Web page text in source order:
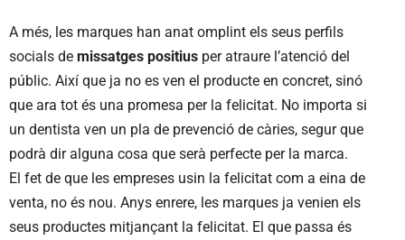
A més, les marques han anat omplint els seus perfils
socials de missatges positius per atraure l’atenció del
públic. Així que ja no es ven el producte en concret, sinó
que ara tot és una promesa per la felicitat. No importa si
un dentista ven un pla de prevenció de càries, segur que
podrà dir alguna cosa que serà perfecte per la marca.
El fet de que les empreses usin la felicitat com a eina de
venta, no és nou. Anys enrere, les marques ja venien els
seus productes mitjançant la felicitat. El que passa és